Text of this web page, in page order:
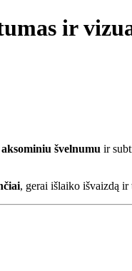
ir
aksominiu švelnumu ir
, gerai išlaiko išvaizdą